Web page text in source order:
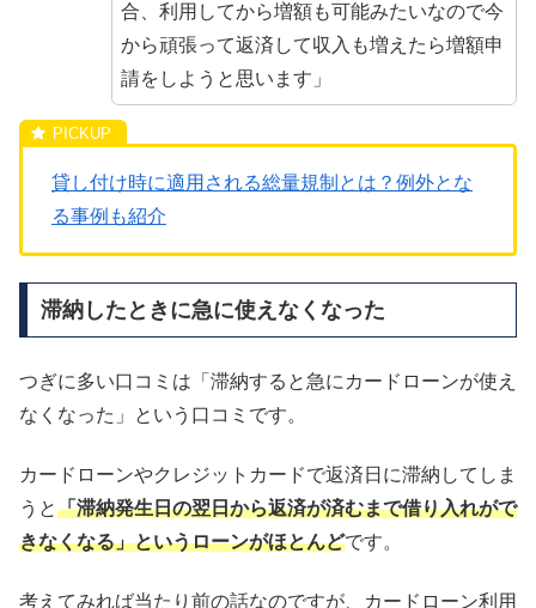
合、利用してから増額も可能みたいなので今
から頑張って返済して収入も増えたら増額申
請をしようと思います」
貸し付け時に適用される総量規制とは？例外とな
る事例も紹介
滞納したときに急に使えなくなった
つぎに多い口コミは「滞納すると急にカードローンが使え
なくなった」という口コミです。
カードローンやクレジットカードで返済日に滞納してしま
うと「滞納発生日の翌日から返済が済むまで借り入れがで
きなくなる」というローンがほとんどです。
考えてみれば当たり前の話なのですが、カードローン利用